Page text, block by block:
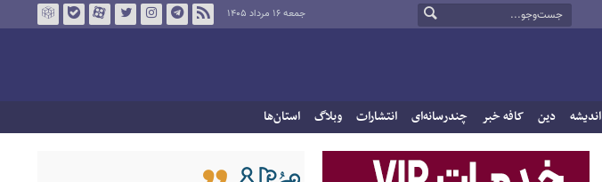
جمعه ۱۶ مرداد ۱۴۰۵
اندیشه دین کافه خبر چندرسانه‌ای انتشارات وبلاگ استان‌ها